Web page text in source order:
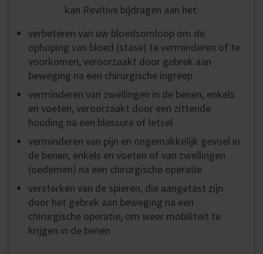
kan Revitive bijdragen aan het:
verbeteren van uw bloedsomloop om de
ophoping van bloed (stase) te verminderen of te
voorkomen, veroorzaakt door gebrek aan
beweging na een chirurgische ingreep
verminderen van zwellingen in de benen, enkels
en voeten, veroorzaakt door een zittende
houding na een blessure of letsel
verminderen van pijn en ongemakkelijk gevoel in
de benen, enkels en voeten of van zwellingen
(oedemen) na een chirurgische operatie
versterken van de spieren, die aangetast zijn
door het gebrek aan beweging na een
chirurgische operatie, om weer mobiliteit te
krijgen in de benen